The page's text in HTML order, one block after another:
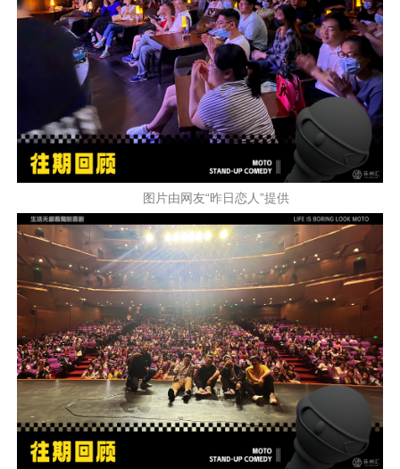
图片由网友“昨日恋人”提供